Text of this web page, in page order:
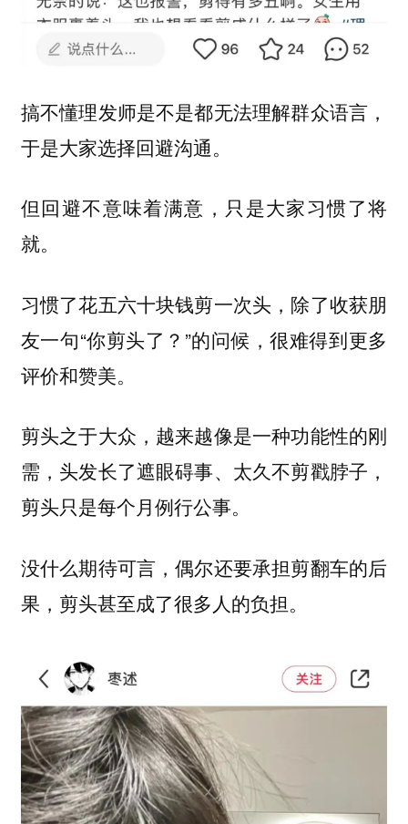
搞不懂理发师是不是都无法理解群众语言，
于是大家选择回避沟通。
但回避不意味着满意，只是大家习惯了将
就。
习惯了花五六十块钱剪一次头，除了收获朋
友一句“你剪头了？”的问候，很难得到更多
评价和赞美。
剪头之于大众，越来越像是一种功能性的刚
需，头发长了遮眼碍事、太久不剪戳脖子，
剪头只是每个月例行公事。
没什么期待可言，偶尔还要承担剪翻车的后
果，剪头甚至成了很多人的负担。